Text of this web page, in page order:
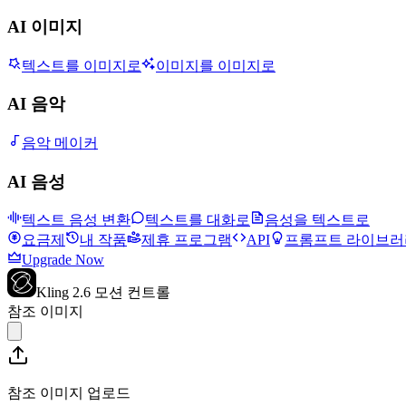
AI 이미지
텍스트를 이미지로 이미지를 이미지로
AI 음악
음악 메이커
AI 음성
텍스트 음성 변환 텍스트를 대화로
음성을 텍스트로
요금제
내 작품 제휴 프로그램 API
프롬프트 라이브
Upgrade Now
Kling 2.6 모션 컨트롤
참조 이미지
참조 이미지 업로드